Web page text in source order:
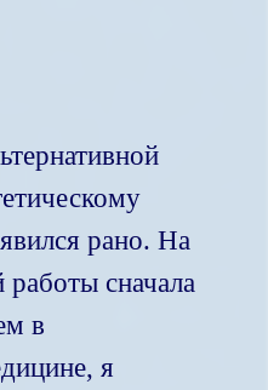
рано. На
сначала
в
я